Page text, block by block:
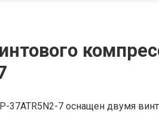
37ATR5N2-7 оснащен двумя